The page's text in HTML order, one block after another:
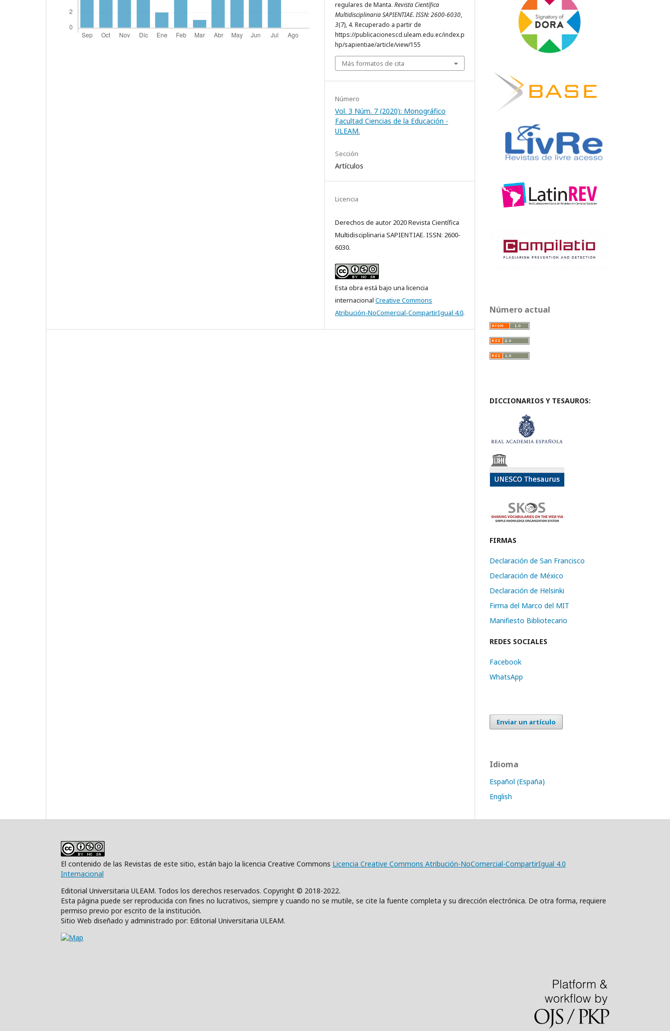
regulares de Manta. Revista Científica
Multidisciplinaria SAPIENTIAE. ISSN: 2600-6030,
3(7), 4. Recuperado a partir de
https://publicacionescd.uleam.edu.ec/index.p
hp/sapientiae/article/view/155
Más formatos de cita
Número
Vol. 3 Núm. 7 (2020): Monográfico
Facultad Ciencias de la Educación -
ULEAM.
Sección
Artículos
Licencia
Derechos de autor 2020 Revista Científica
Multidisciplinaria SAPIENTIAE. ISSN: 2600-
6030.
Esta obra está bajo una licencia
internacional Creative Commons
Atribución-NoComercial-CompartirIgual 4.0. Número actual
DICCIONARIOS Y TESAUROS:
FIRMAS
Declaración de San Francisco
Declaración de México
Declaración de Helsinki
Firma del Marco del MIT
Manifiesto Bibliotecario
REDES SOCIALES
Facebook
WhatsApp
Enviar un artículo
Idioma
Español (España)
English
El contenido de las Revistas de este sitio, están bajo la licencia Creative Commons Licencia Creative Commons Atribución-NoComercial-CompartirIgual 4.0
Internacional
Editorial Universitaria ULEAM. Todos los derechos reservados. Copyright © 2018-2022.
Esta página puede ser reproducida con fines no lucrativos, siempre y cuando no se mutile, se cite la fuente completa y su dirección electrónica. De otra forma, requiere
permiso previo por escrito de la institución.
Sitio Web diseñado y administrado por: Editorial Universitaria ULEAM.